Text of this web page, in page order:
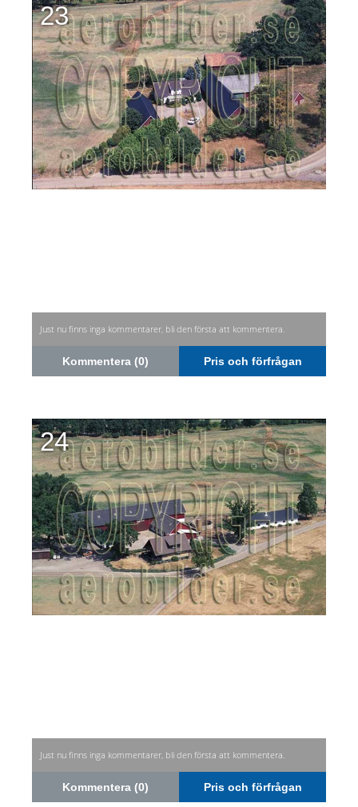
23
Just nu finns inga kommentarer, bli den första att kommentera.
Kommentera (0) Pris och förfrågan
24
Just nu finns inga kommentarer, bli den första att kommentera.
Kommentera (0) Pris och förfrågan